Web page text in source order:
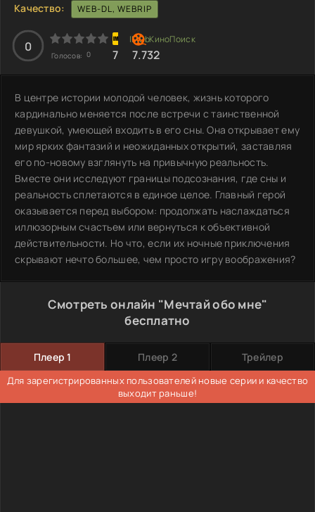
Качество: WEB-DL, WEBRIP
0
Голосов: 0 7 7.732
В центре истории молодой человек, жизнь которого
кардинально меняется после встречи с таинственной
девушкой, умеющей входить в его сны. Она открывает ему
мир ярких фантазий и неожиданных открытий, заставляя
его по-новому взглянуть на привычную реальность.
Вместе они исследуют границы подсознания, где сны и
реальность сплетаются в единое целое. Главный герой
оказывается перед выбором: продолжать наслаждаться
иллюзорным счастьем или вернуться к объективной
действительности. Но что, если их ночные приключения
скрывают нечто большее, чем просто игру воображения?
Смотреть онлайн "Мечтай обо мне"
бесплатно
Плеер 1 Плеер 2 Трейлер
Для зарегистрированных пользователей новые серии и качество
выходит раньше!